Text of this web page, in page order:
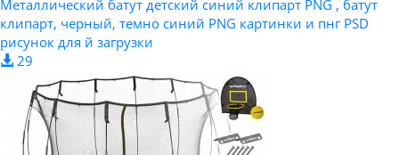
Металлический батут детский синий клипарт PNG , батут
клипарт, черный, темно синий PNG картинки и пнг PSD
рисунок для й загрузки
29